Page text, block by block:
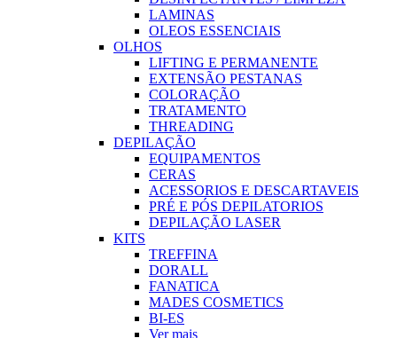
LAMINAS
OLEOS ESSENCIAIS
OLHOS
LIFTING E PERMANENTE
EXTENSÃO PESTANAS
COLORAÇÃO
TRATAMENTO
THREADING
DEPILAÇÃO
EQUIPAMENTOS
CERAS
ACESSORIOS E DESCARTAVEIS
PRÉ E PÓS DEPILATORIOS
DEPILAÇÃO LASER
KITS
TREFFINA
DORALL
FANATICA
MADES COSMETICS
BI-ES
Ver mais